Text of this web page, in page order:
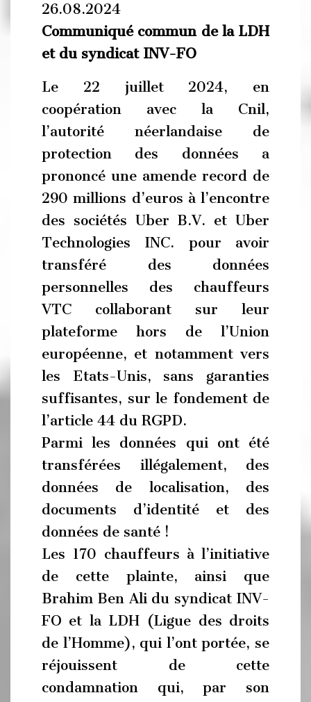
26.08.2024
Communiqué commun de la LDH
et du syndicat INV-FO
Le 22 juillet 2024, en
coopération avec la Cnil,
l’autorité néerlandaise de
protection des données a
prononcé une amende record de
290 millions d’euros à l’encontre
des sociétés Uber B.V. et Uber
Technologies INC. pour avoir
transféré des données
personnelles des chauffeurs
VTC collaborant sur leur
plateforme hors de l’Union
européenne, et notamment vers
les Etats-Unis, sans garanties
suffisantes, sur le fondement de
l’article 44 du RGPD.
Parmi les données qui ont été
transférées illégalement, des
données de localisation, des
documents d’identité et des
données de santé !
Les 170 chauffeurs à l’initiative
de cette plainte, ainsi que
Brahim Ben Ali du syndicat INV-
FO et la LDH (Ligue des droits
de l’Homme), qui l’ont portée, se
réjouissent de cette
condamnation qui, par son